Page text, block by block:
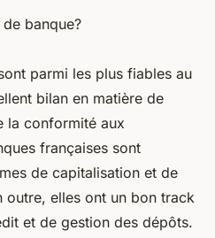
banque?
parmi les plus fiables au
bilan en matière de
la conformité aux
françaises sont
de capitalisation et de
outre, elles ont un bon track
et de gestion des dépôts.